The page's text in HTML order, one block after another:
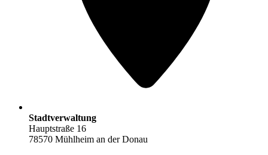
Stadtverwaltung
Hauptstraße 16
78570 Mühlheim an der Donau